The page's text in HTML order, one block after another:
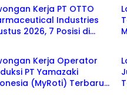
Kerja PT OTTO
Industries
2026, 7 Posisi di
SMK
Kerja Operator
PT Yamazaki
(MyRoti) Terbaru